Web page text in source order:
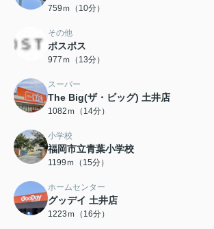
759ｍ（10分）
その他
ポスポス
977ｍ（13分）
スーパー
The Big(ザ・ビッグ) 土井店
1082ｍ（14分）
小学校
福岡市立青葉小学校
1199ｍ（15分）
ホームセンター
グッデイ 土井店
1223ｍ（16分）